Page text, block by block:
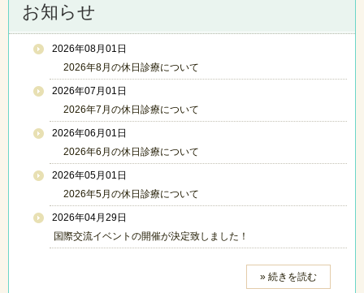
お知らせ
2026年08月01日
2026年8月の休日診療について
2026年07月01日
2026年7月の休日診療について
2026年06月01日
2026年6月の休日診療について
2026年05月01日
2026年5月の休日診療について
2026年04月29日
国際交流イベントの開催が決定致しました！
» 続きを読む